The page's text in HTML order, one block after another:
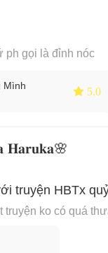
ph gọi là đỉnh nóc
Mình  5.0
𝐇𝐚𝐫𝐮𝐤𝐚🌸
truyện HBTx
truyện ko có quá